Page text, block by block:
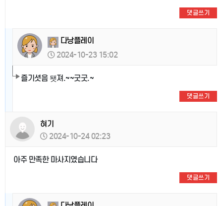
댓글쓰기
다낭플레이
2024-10-23 15:02
즐기셧음 됏져.~~굿굿.~
댓글쓰기
혀기
2024-10-24 02:23
아주 만족한 마사지였습니다
댓글쓰기